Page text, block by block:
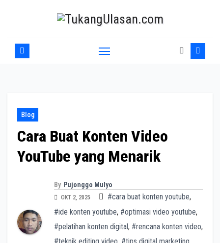
content
Blog
Cara Buat Konten Video
YouTube yang Menarik
By Pujonggo Mulyo
OKT 2, 2025 #cara buat konten youtube,
#ide konten youtube, #optimasi video youtube,
#pelatihan konten digital, #rencana konten video,
#teknik editing video, #tips digital marketing,